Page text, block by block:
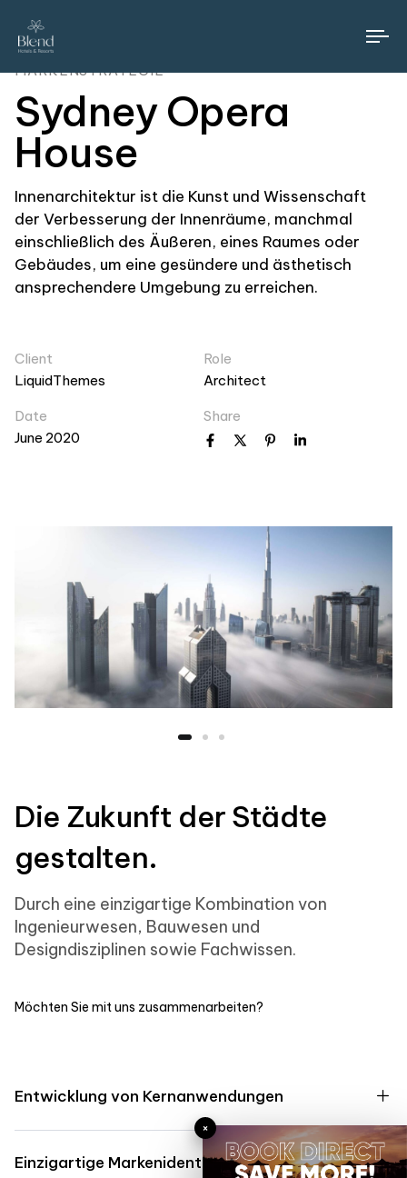
MARKENSTRATEGIE
Sydney Opera
House
Innenarchitektur ist die Kunst und Wissenschaft
der Verbesserung der Innenräume, manchmal
einschließlich des Äußeren, eines Raumes oder
Gebäudes, um eine gesündere und ästhetisch
ansprechendere Umgebung zu erreichen.
Client
LiquidThemes
Role
Architect
Date
June 2020
Share
Die Zukunft der Städte
gestalten.
Durch eine einzigartige Kombination von
Ingenieurwesen, Bauwesen und
Designdisziplinen sowie Fachwissen.
Möchten Sie mit uns zusammenarbeiten?
Entwicklung von Kernanwendungen
Einzigartige Markenidentität und -strategie
×